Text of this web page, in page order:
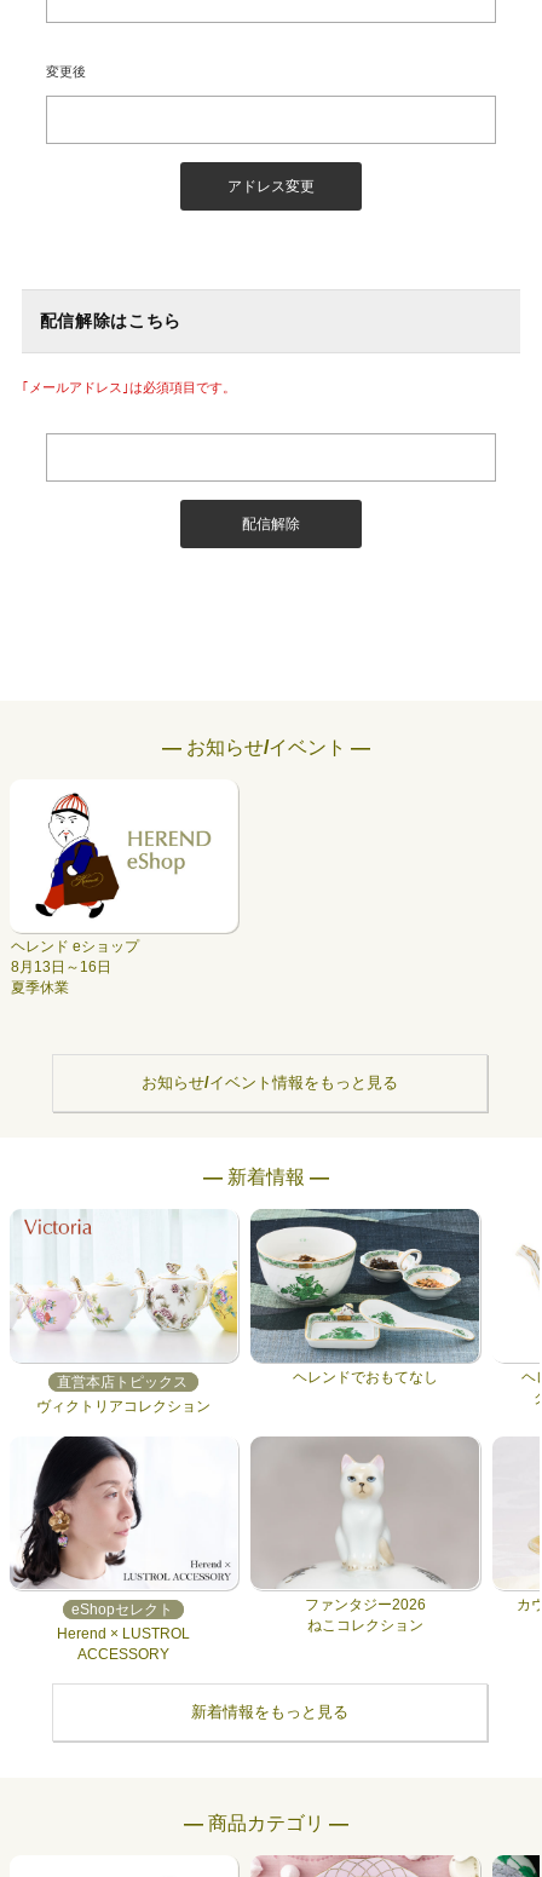
変更後
配信解除はこちら
｢メールアドレス｣は必須項目です。
― お知らせ/イベント ―
ヘレンド eショップ
8月13日～16日
夏季休業
お知らせ/イベント情報をもっと見る
― 新着情報 ―
直営本店トピックス
ヴィクトリアコレクション
eShopセレクト
Herend × LUSTROL
ACCESSORY
ヘレンドでおもてなし
ファンタジー2026
ねこコレクション
ヘ
カ
新着情報をもっと見る
― 商品カテゴリ ―